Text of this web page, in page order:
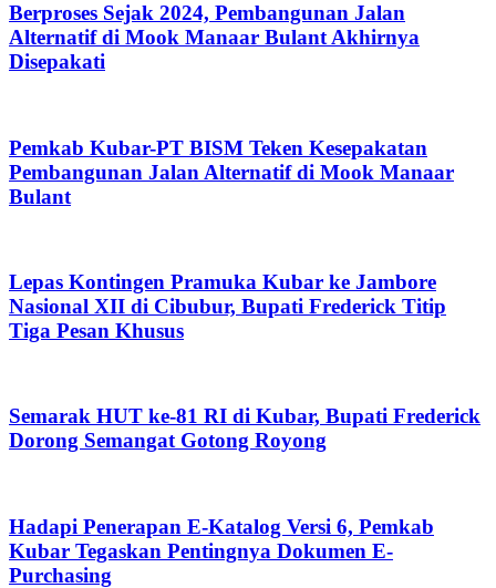
Berproses Sejak 2024, Pembangunan Jalan
Alternatif di Mook Manaar Bulant Akhirnya
Disepakati
Pemkab Kubar-PT BISM Teken Kesepakatan
Pembangunan Jalan Alternatif di Mook Manaar
Bulant
Lepas Kontingen Pramuka Kubar ke Jambore
Nasional XII di Cibubur, Bupati Frederick Titip
Tiga Pesan Khusus
Semarak HUT ke-81 RI di Kubar, Bupati Frederick
Dorong Semangat Gotong Royong
Hadapi Penerapan E-Katalog Versi 6, Pemkab
Kubar Tegaskan Pentingnya Dokumen E-
Purchasing